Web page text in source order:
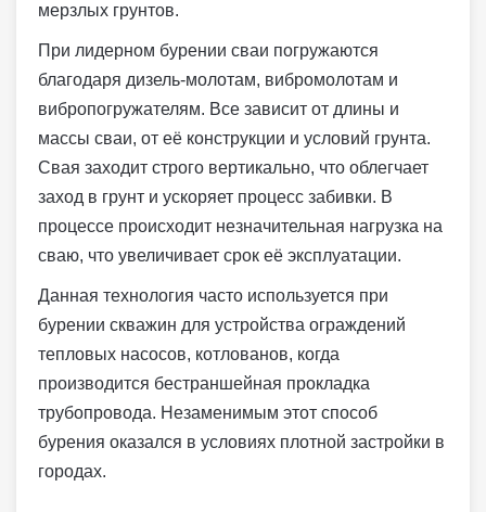
мерзлых грунтов.
При лидерном бурении сваи погружаются
благодаря дизель-молотам, вибромолотам и
вибропогружателям. Все зависит от длины и
массы сваи, от её конструкции и условий грунта.
Свая заходит строго вертикально, что облегчает
заход в грунт и ускоряет процесс забивки. В
процессе происходит незначительная нагрузка на
сваю, что увеличивает срок её эксплуатации.
Данная технология часто используется при
бурении скважин для устройства ограждений
тепловых насосов, котлованов, когда
производится бестраншейная прокладка
трубопровода. Незаменимым этот способ
бурения оказался в условиях плотной застройки в
городах.